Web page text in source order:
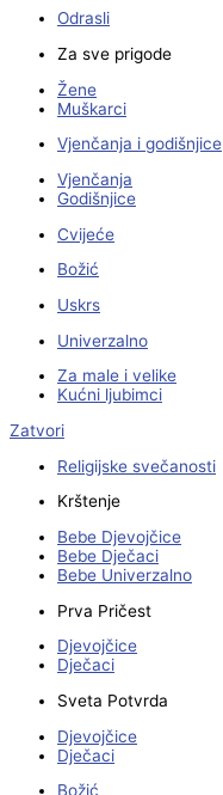
Odrasli
Za sve prigode
Žene
Muškarci
Vjenčanja i godišnjice
Vjenčanja
Godišnjice
Cvijeće
Božić
Uskrs
Univerzalno
Za male i velike
Kućni ljubimci
Zatvori
Religijske svečanosti
Krštenje
Bebe Djevojčice
Bebe Dječaci
Bebe Univerzalno
Prva Pričest
Djevojčice
Dječaci
Sveta Potvrda
Djevojčice
Dječaci
Božić